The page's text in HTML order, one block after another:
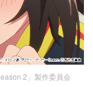
2」製作委員会